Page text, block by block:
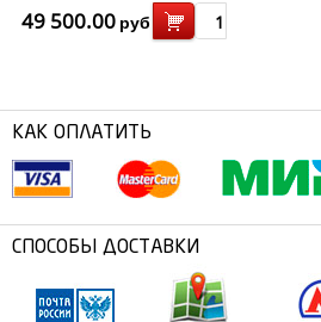
модулем для рамочного
трафарета
49 500.00 руб
КАК ОПЛАТИТЬ
СПОСОБЫ ДОСТАВКИ